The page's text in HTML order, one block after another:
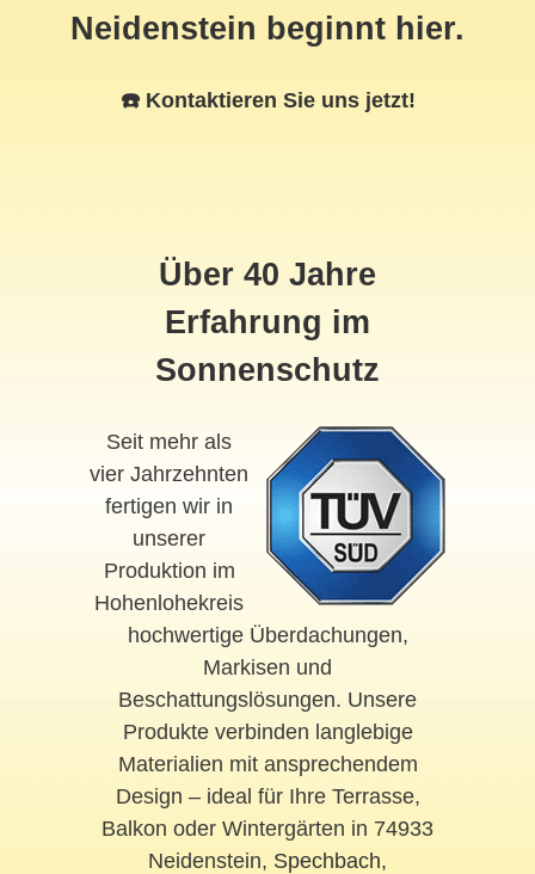
Neidenstein beginnt hier.
☎️ Kontaktieren Sie uns jetzt!
Über 40 Jahre
Erfahrung im
Sonnenschutz
Seit mehr als
vier Jahrzehnten
fertigen wir in
unserer
Produktion im
Hohenlohekreis
hochwertige Überdachungen,
Markisen und
Beschattungslösungen. Unsere
Produkte verbinden langlebige
Materialien mit ansprechendem
Design – ideal für Ihre Terrasse,
Balkon oder Wintergärten in 74933
Neidenstein, Spechbach,